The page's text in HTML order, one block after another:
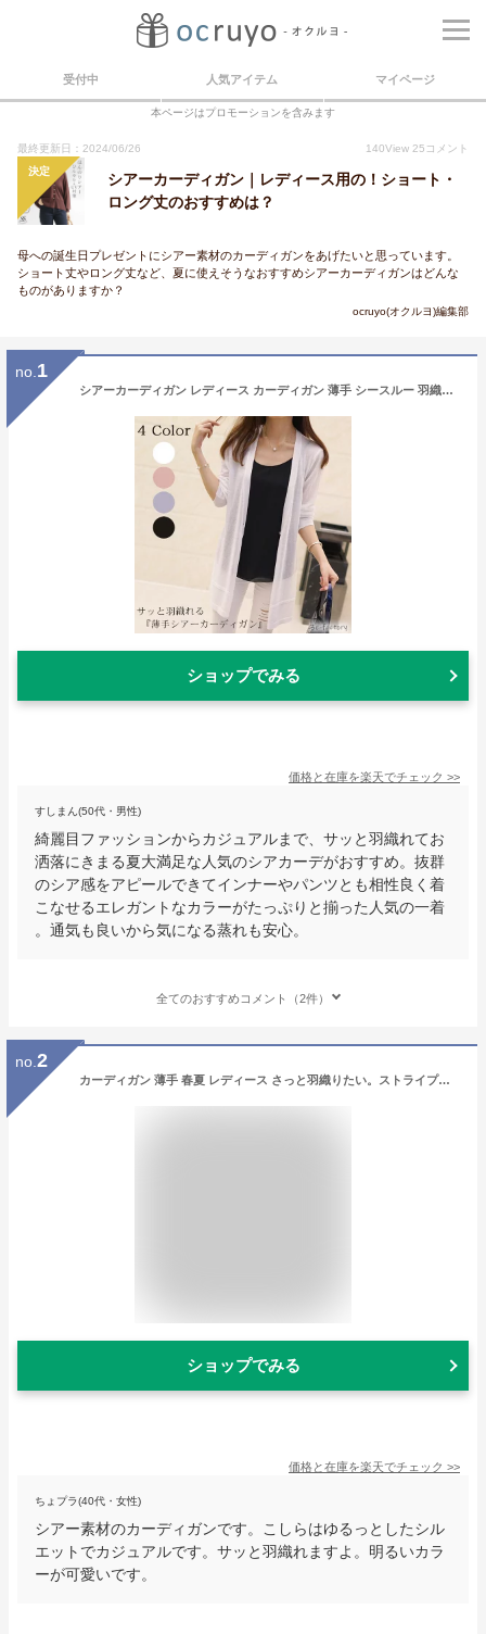
受付中 人気アイテム マイページ
本ページはプロモーションを含みます
最終更新日：2024/06/26 140View 25 コメント
決定
シアーカーディガン｜レディース用の！ショート・
ロング丈のおすすめは？
母への誕生日プレゼントにシアー素材のカーディガンをあげたいと思っています。
ショート丈やロング丈など、夏に使えそうなおすすめシアーカーディガンはどんな
ものがありますか？
ocruyo(オクルヨ)編集部
no. 1
シアーカーディガン レディース カーディガン 薄手 シースルー 羽織り アウター 長袖 透け感 UV対策 冷房対策 無地 シンプル ゆったり オフィス 通勤 カジュアル かわいい 春 春物 夏 夏物 秋 秋物 20代 30代 40代
ショップでみる
価格と在庫を楽天でチェック >>
すしまん(50代・男性)
綺麗目ファッションからカジュアルまで、サッと羽織れてお
洒落にきまる夏大満足な人気のシアカーデがおすすめ。抜群
のシア感をアピールできてインナーやパンツとも相性良く着
こなせるエレガントなカラーがたっぷりと揃った人気の一着
。通気も良いから気になる蒸れも安心。
全てのおすすめコメント（2件）
no. 2
カーディガン 薄手 春夏 レディース さっと羽織りたい。ストライプシアーパーカーカーディガン 羽織り UV シアーカーディガン 春服
ショップでみる
価格と在庫を楽天でチェック >>
ちょプラ(40代・女性)
シアー素材のカーディガンです。こしらはゆるっとしたシル
エットでカジュアルです。サッと羽織れますよ。明るいカラ
ーが可愛いです。